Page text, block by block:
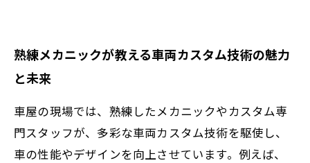
熟練メカニックが教える車両カスタム技術の魅力
と未来
車屋の現場では、熟練したメカニックやカスタム専
門スタッフが、多彩な車両カスタム技術を駆使し、
車の性能やデザインを向上させています。例えば、